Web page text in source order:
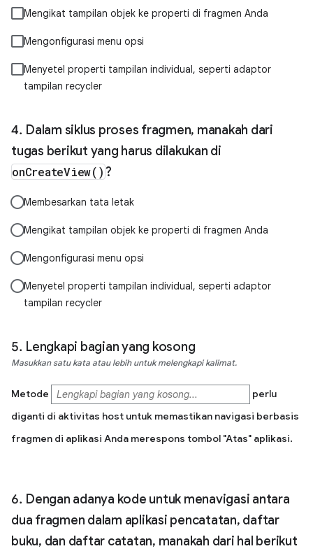
Mengikat tampilan objek ke properti di fragmen Anda
Mengonfigurasi menu opsi
Menyetel properti tampilan individual, seperti adaptor
tampilan recycler
Dalam siklus proses fragmen, manakah dari
tugas berikut yang harus dilakukan di
onCreateView()?
Membesarkan tata letak
Mengikat tampilan objek ke properti di fragmen Anda
Mengonfigurasi menu opsi
Menyetel properti tampilan individual, seperti adaptor
tampilan recycler
Lengkapi bagian yang kosong
Masukkan satu kata atau lebih untuk melengkapi kalimat.
Metode
perlu
diganti di aktivitas host untuk memastikan navigasi berbasis
fragmen di aplikasi Anda merespons tombol "Atas" aplikasi.
Dengan adanya kode untuk menavigasi antara
dua fragmen dalam aplikasi pencatatan, daftar
buku, dan daftar catatan, manakah dari hal berikut